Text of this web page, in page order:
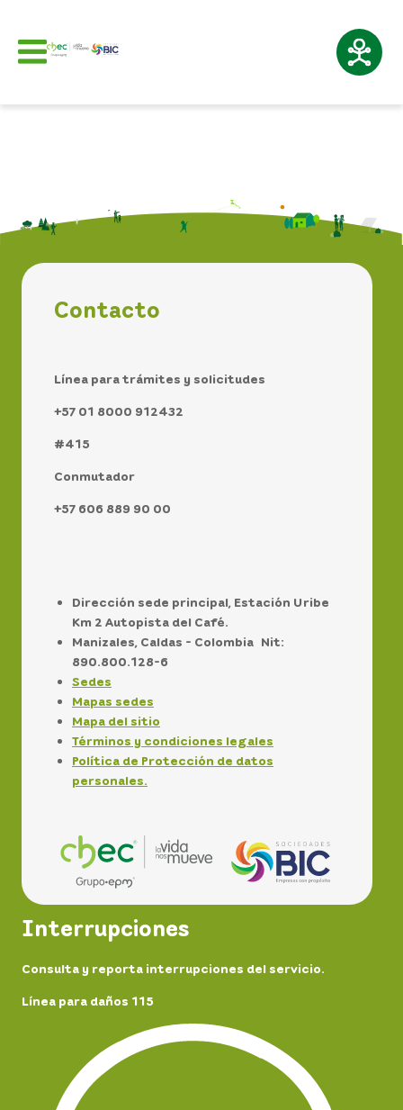
Contacto
Línea para trámites y solicitudes
+57 01 8000 912432
#415
Conmutador
+57 606 889 90 00
Dirección sede principal, Estación Uribe
Km 2 Autopista del Café.
Manizales, Caldas - Colombia Nit:
890.800.128-6
Sedes
Mapas sedes
Mapa del sitio
Términos y condiciones legales
Política de Protección de datos
personales.
Interrupciones
Consulta y reporta interrupciones del servicio.
Línea para daños 115